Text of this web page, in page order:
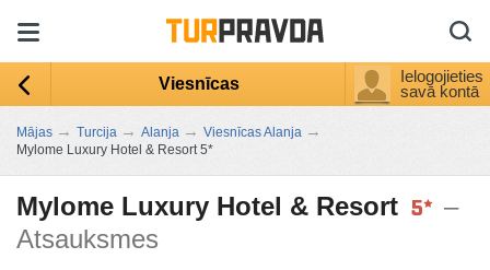
Viesnīcas
Ielogojieties
savā kontā
Mājas → Turcija → Alanja → Viesnīcas Alanja →
Mylome Luxury Hotel & Resort 5*
Mylome Luxury Hotel & Resort
–
Atsauksmes